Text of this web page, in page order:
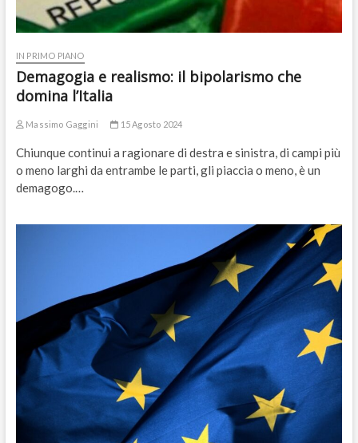
IN PRIMO PIANO
Demagogia e realismo: il bipolarismo che
domina l’Italia
Massimo Gaggini 15 Agosto 2024
Chiunque continui a ragionare di destra e sinistra, di campi più
o meno larghi da entrambe le parti, gli piaccia o meno, è un
demagogo.…